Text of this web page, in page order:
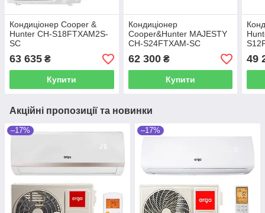
Кондиціонер Cooper &
Hunter CH-S18FTXAM2S-
SC
63 635 ₴
Купити
Кондиціонер
Cooper&Hunter MAJESTY
CH-S24FTXAM-SC
62 300₴
Купити
49
Акційні пропозиції та новинки
–17% –17%